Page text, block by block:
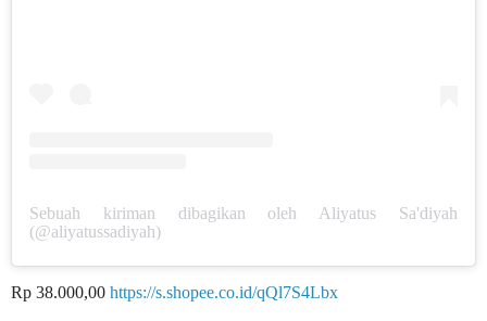
Sebuah kiriman dibagikan oleh Aliyatus Sa'diyah
(@aliyatussadiyah)
Rp 38.000,00 https://s.shopee.co.id/qQl7S4Lbx